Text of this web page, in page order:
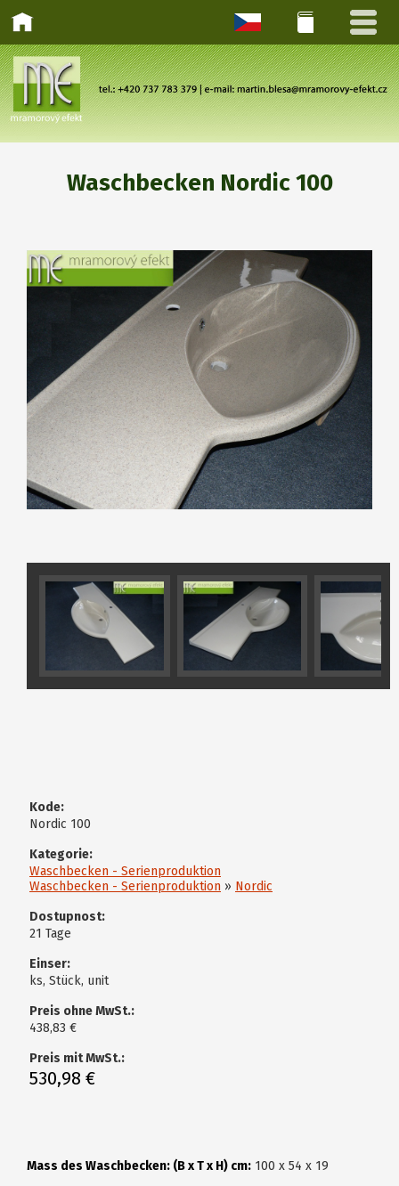
Waschbecken Nordic 100
Kode:
Nordic 100
Kategorie:
Waschbecken - Serienproduktion
Waschbecken - Serienproduktion » Nordic
Dostupnost:
21 Tage
Einser:
ks, Stück, unit
Preis ohne MwSt.:
438,83 €
Preis mit MwSt.:
530,98 €
Mass des Waschbecken: (B x T x H) cm: 100 x 54 x 19